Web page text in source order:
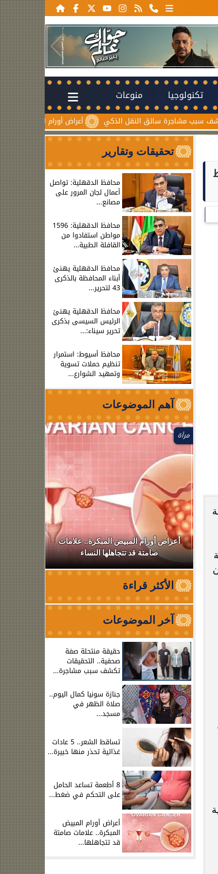
تكنولوجيا منوعات
أعراض أورام المبيض المبكرة.. علامات سائق النقل الذكي
تحقيقات وتقارير
محافظ الدقهلية: تواصل
أعمال لجان المرور على
مصانع...
محافظ الدقهلية: 1596
مواطن استفادوا من
القافلة الطبية...
محافظ الدقهلية يهنئ
أبناء المحافظة بالذكرى
43 لتحرير...
محافظ الدقهلية يهنئ
الرئيس السيسى بذكرى
تحرير سيناء:...
محافظ أسيوط: استمرار
تنظيم حملات تسوية
وتمهيد الشوارع...
آهم الموضوعات
مرأة
أعراض أورام المبيض المبكرة.. علامات
صامتة قد تتجاهلها النساء
أسرة أم
الأكثر قراءة
آخر الموضوعات
حقيقة منتحلة صفة
صحفية.. التحقيقات
تكشف سبب مشاجرة...
جنازة سونيا كمال اليوم..
صلاة الظهر في
مسجد...
تساقط الشعر.. 5 عادات
غذائية تحذر منها خبيرة...
8 أطعمة تساعد الحامل
على التحكم في ضغط...
أعراض أورام المبيض
المبكرة.. علامات صامتة
قد تتجاهلها...